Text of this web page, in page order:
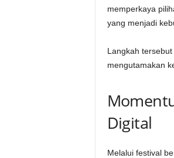
memperkaya
yang menjadi
Langkah
mengutamakan
Digital
Melalui festival